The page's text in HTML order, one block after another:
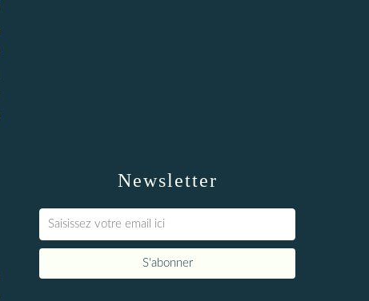
Newsletter